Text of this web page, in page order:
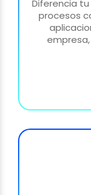
Diferencia
procesos